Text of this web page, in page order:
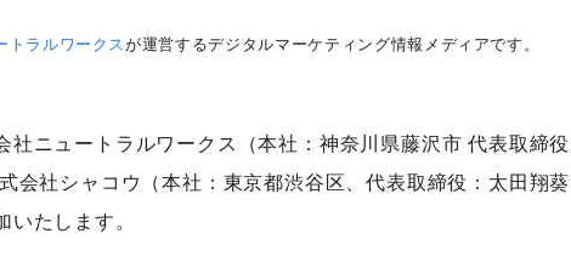
トラルワークスが運営するデジタルマーケティング情報メディアです。
ニュートラルワークス（本社：神奈川県藤沢市 代表取締
会社シャコウ（本社：東京都渋谷区、代表取締役：太田翔
たします。